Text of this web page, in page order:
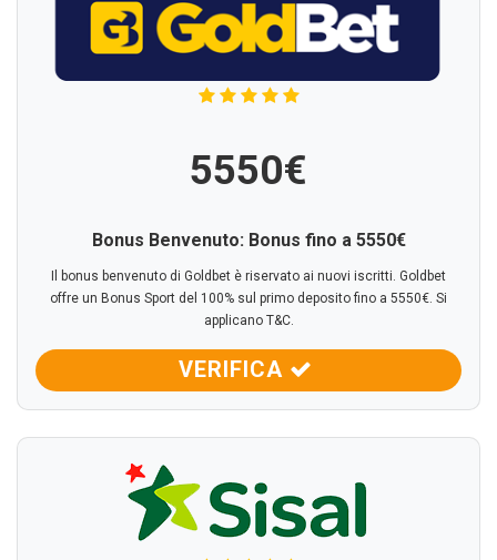
5550€
Bonus Benvenuto: Bonus fino a 5550€
Il bonus benvenuto di Goldbet è riservato ai nuovi iscritti. Goldbet
offre un Bonus Sport del 100% sul primo deposito fino a 5550€. Si
applicano T&C.
VERIFICA